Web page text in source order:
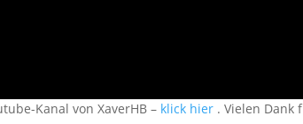
Kanal von XaverHB – klick hier . Vielen Dank